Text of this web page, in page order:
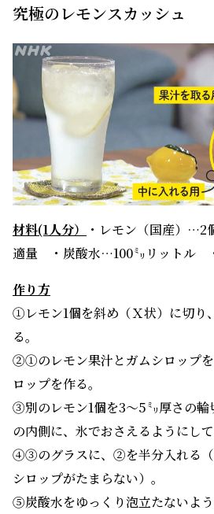
究極のレモンスカッシュ
材料(1人分）
・レモン（国産）
適量 ・炭酸水…100㍉リットル
作り方
①レモン1個を斜め（Ｘ状）に切り
る。
②①のレモン果汁とガムシロップ
ロップを作る。
③別のレモン1個を3～5㍉厚さの輪
の内側に、氷でおさえるようにし
④③のグラスに、②を半分入れる（
シロップがたまらない）。
⑤炭酸水をゆっくり泡立たないよう